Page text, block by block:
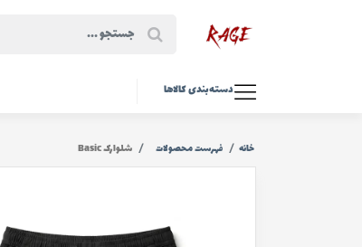
دسته‌بندی کالاها
خانه فهرست محصولات شلوارک Basic